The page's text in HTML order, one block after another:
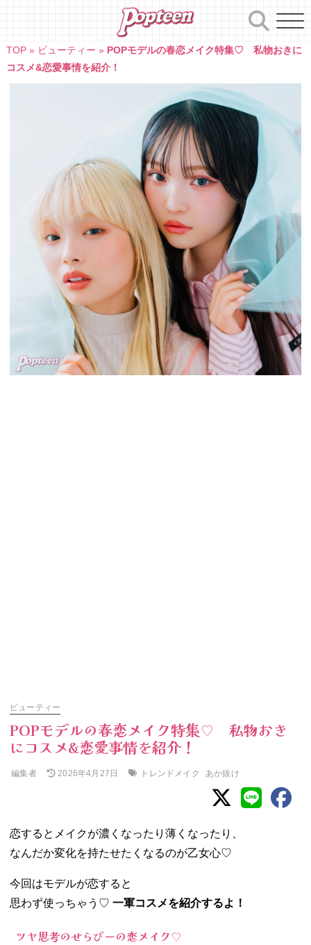
TOP» ビューティー » POPモデルの春恋メイク特集♡ 私物おきに
コスメ&恋愛事情を紹介！
ビューティー
POPモデルの春恋メイク特集♡ 私物おき
にコスメ&恋愛事情を紹介！
編集者 2026年4月27日 トレンドメイク あか抜け
恋するとメイクが濃くなったり薄くなったり、
なんだか変化を持たせたくなるのが乙女心♡
今回はモデルが恋すると
思わず使っちゃう♡ 一軍コスメを紹介するよ！
ツヤ思考のせらぴーの恋メイク♡